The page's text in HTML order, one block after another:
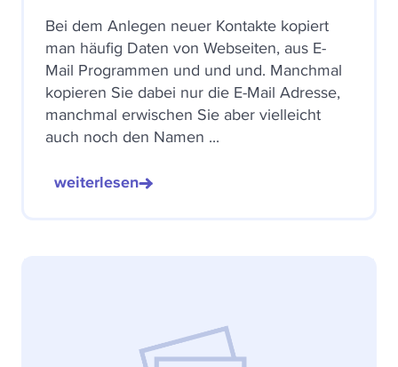
Bei dem Anlegen neuer Kontakte kopiert
man häufig Daten von Webseiten, aus E-
Mail Programmen und und und. Manchmal
kopieren Sie dabei nur die E-Mail Adresse,
manchmal erwischen Sie aber vielleicht
auch noch den Namen ...
weiterlesen